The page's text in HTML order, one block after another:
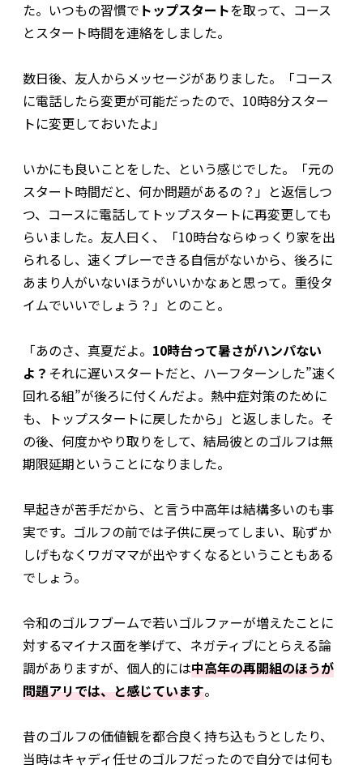
た。いつもの習慣で トップスタートを取って、コース
とスタート時間を連絡をしました。
数日後、友人からメッセージがありました。「コース
に電話したら変更が可能だったので、10時8分スター
トに変更しておいたよ」
いかにも良いことをした、という感じでした。「元の
スタート時間だと、何か問題があるの？」と返信しつ
つ、コースに電話してトップスタートに再変更しても
らいました。友人曰く、「10時台ならゆっくり家を出
られるし、速くプレーできる自信がないから、後ろに
あまり人がいないほうがいいかなぁと思って。重役タ
イムでいいでしょう？」とのこと。
「あのさ、真夏だよ。 10時台って暑さがハンパない
よ？ それに遅いスタートだと、ハーフターンした”速く
回れる組”が後ろに付くんだよ。熱中症対策のために
も、トップスタートに戻したから」と返しました。そ
の後、何度かやり取りをして、結局彼とのゴルフは無
期限延期ということになりました。
早起きが苦手だから、と言う中高年は結構多いのも事
実です。ゴルフの前では子供に戻ってしまい、恥ずか
しげもなくワガママが出やすくなるということもある
でしょう。
令和のゴルフブームで若いゴルファーが増えたことに
対するマイナス面を挙げて、ネガティブにとらえる論
調がありますが、個人的には中高年の再開組のほうが
問題アリでは、と感じています。
昔のゴルフの価値観を都合良く持ち込もうとしたり、
当時はキャディ任せのゴルフだったので自分では何も